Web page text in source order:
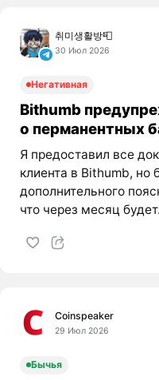
취미생활방📮
30 Июл 2026
Негативная
Bithumb
о перманентных
Я предоставил все
клиента в Bithumb, но
дополнительного
что через месяц
Coinspeaker
29 Июл 2026
Бычья